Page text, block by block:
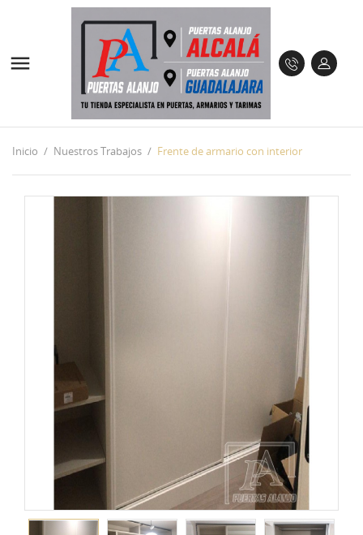

Inicio Nuestros Trabajos Frente de armario con interior